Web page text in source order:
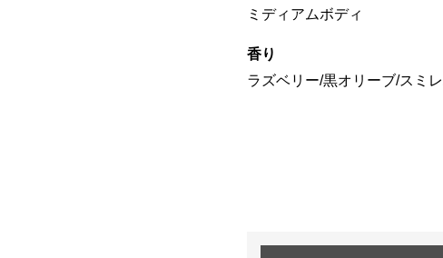
ミディアムボディ
香り
ラズベリー/黒オリーブ/スミ